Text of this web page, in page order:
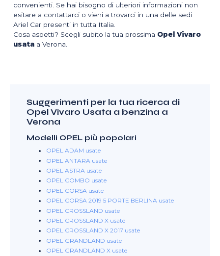
convenienti. Se hai bisogno di ulteriori informazioni non
esitare a contattarci o vieni a trovarci in una delle sedi
Ariel Car presenti in tutta Italia.
Cosa aspetti? Scegli subito la tua prossima Opel Vivaro
usata a Verona.
Suggerimenti per la tua ricerca di
Opel Vivaro Usata a benzina a
Verona
Modelli OPEL più popolari
OPEL ADAM usate
OPEL ANTARA usate
OPEL ASTRA usate
OPEL COMBO usate
OPEL CORSA usate
OPEL CORSA 2019 5 PORTE BERLINA usate
OPEL CROSSLAND usate
OPEL CROSSLAND X usate
OPEL CROSSLAND X 2017 usate
OPEL GRANDLAND usate
OPEL GRANDLAND X usate